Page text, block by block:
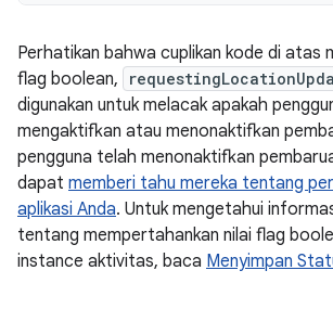
Perhatikan bahwa cuplikan kode di atas
flag boolean,
digunakan untuk melacak apakah
mengaktifkan atau menonaktifkan
pengguna telah menonaktifkan
dapat memberi tahu mereka tentang
aplikasi Anda. Untuk mengetahui
tentang mempertahankan nilai flag
instance aktivitas, baca Menyimpan